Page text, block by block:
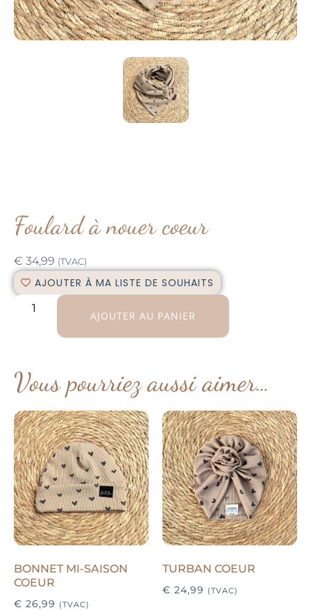
Foulard à nouer coeur
€ 34,99 (TVAC)
AJOUTER À MA LISTE DE SOUHAITS
AJOUTER AU PANIER
Vous pourriez aussi aimer…
BONNET MI-SAISON
COEUR
€ 26,99 (TVAC)
TURBAN COEUR
€ 24,99 (TVAC)